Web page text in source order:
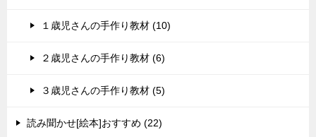
１歳児さんの手作り教材 (10)
２歳児さんの手作り教材 (6)
３歳児さんの手作り教材 (5)
読み聞かせ[絵本]おすすめ (22)